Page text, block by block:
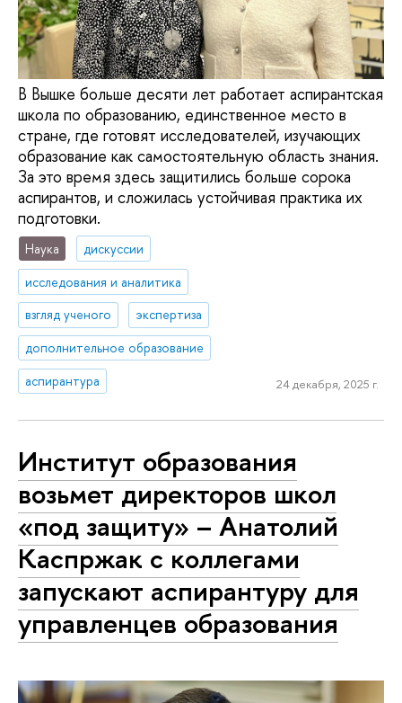
В Вышке больше десяти лет работает аспирантская
школа по образованию, единственное место в
стране, где готовят исследователей, изучающих
образование как самостоятельную область знания.
За это время здесь защитились больше сорока
аспирантов, и сложилась устойчивая практика их
подготовки.
Наука
дискуссии
исследования и аналитика
взгляд ученого
экспертиза
дополнительное образование
аспирантура
24 декабря, 2025 г.
Институт образования
возьмет директоров школ
«под защиту» – Анатолий
Каспржак с коллегами
запускают аспирантуру для
управленцев образования